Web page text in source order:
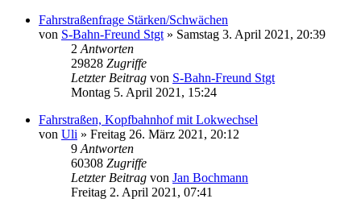
Fahrstraßenfrage Stärken/Schwächen
von S-Bahn-Freund Stgt » Samstag 3. April 2021, 20:39
2 Antworten
29828 Zugriffe
Letzter Beitrag von S-Bahn-Freund Stgt
Montag 5. April 2021, 15:24
Fahrstraßen, Kopfbahnhof mit Lokwechsel
von Uli » Freitag 26. März 2021, 20:12
9 Antworten
60308 Zugriffe
Letzter Beitrag von Jan Bochmann
Freitag 2. April 2021, 07:41